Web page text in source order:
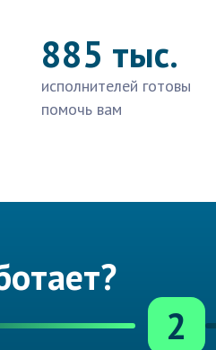
885 тыс.
исполнителей готовы
помочь вам
2